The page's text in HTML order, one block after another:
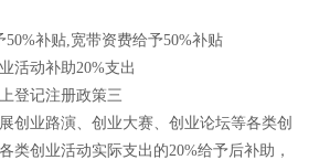
补贴,宽带资费给予50%补贴
动补助20%支出
记注册政策三
业路演、创业大赛、创业论坛等各类创
类创业活动实际支出的20%给予后补助，